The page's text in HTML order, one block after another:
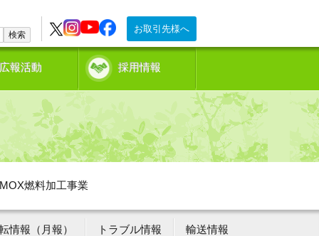
お取引先様へ
検索
広報活動 採用情報
MOX燃料加工事業
情報（月報） トラブル情報 輸送情報